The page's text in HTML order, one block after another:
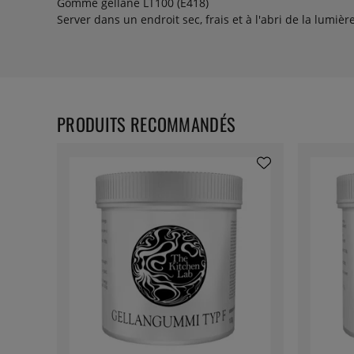
Server dans un endroit sec, frais et à l'abri de la
PRODUITS RECOMMANDÉS